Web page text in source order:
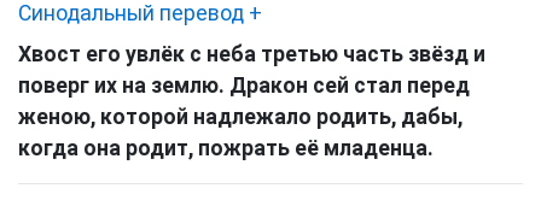
Синодальный перевод +
Хвост его увлёк с неба третью часть звёзд и
поверг их на землю. Дракон сей стал перед
женою, которой надлежало родить, дабы,
когда она родит, пожрать её младенца.